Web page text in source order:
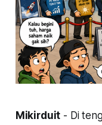
Mikirduit - Di